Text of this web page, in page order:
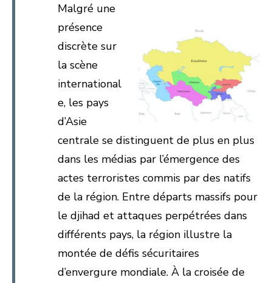
Malgré une
présence
discrète sur
la scène
international
e, les pays
d’Asie
centrale se distinguent de plus en plus
dans les médias par l’émergence des
actes terroristes commis par des natifs
de la région. Entre départs massifs pour
le djihad et attaques perpétrées dans
différents pays, la région illustre la
montée de défis sécuritaires
d’envergure mondiale. À la croisée de